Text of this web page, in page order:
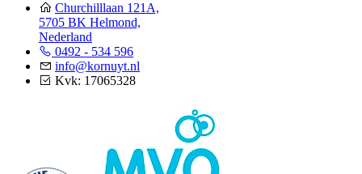
Churchilllaan 121A,
5705 BK Helmond,
Nederland
0492 - 534 596
info@kornuyt.nl
Kvk: 17065328